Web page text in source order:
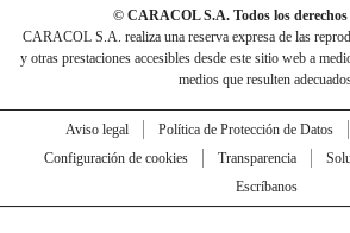
© CARACOL S.A. Todos los derechos
CARACOL S.A. realiza una reserva expresa de las
y otras prestaciones accesibles desde este sitio web a
medios que resulten
Aviso legal Política de Protección de Datos
Configuración de cookies
Transparencia
Escríbanos